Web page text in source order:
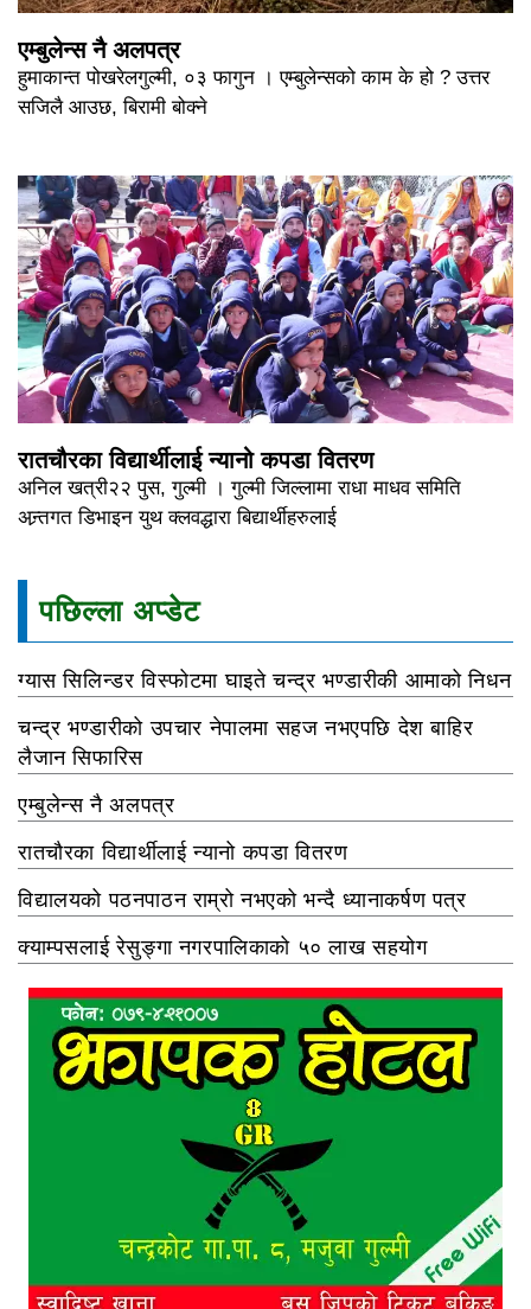
एम्बुलेन्स नै अलपत्र
हुमाकान्त पोखरेलगुल्मी, ०३ फागुन । एम्बुलेन्सको काम के हो ? उत्तर
सजिलै आउछ, बिरामी बोक्ने
रातचौरका विद्यार्थीलाई न्यानो कपडा वितरण
अनिल खत्री२२ पुस, गुल्मी । गुल्मी जिल्लामा राधा माधव समिति
अन्र्तगत डिभाइन युथ क्लवद्धारा बिद्यार्थीहरुलाई
पछिल्ला अप्डेट
ग्यास सिलिन्डर विस्फोटमा घाइते चन्द्र भण्डारीकी आमाको निधन
चन्द्र भण्डारीको उपचार नेपालमा सहज नभएपछि देश बाहिर
लैजान सिफारिस
एम्बुलेन्स नै अलपत्र
रातचौरका विद्यार्थीलाई न्यानो कपडा वितरण
विद्यालयको पठनपाठन राम्रो नभएको भन्दै ध्यानाकर्षण पत्र
क्याम्पसलाई रेसुङ्गा नगरपालिकाको ५० लाख सहयोग